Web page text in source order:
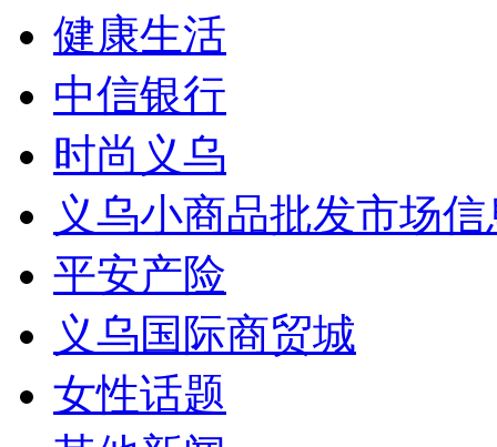
健康生活
中信银行
时尚义乌
义乌小商品批发市场
平安产险
义乌国际商贸城
女性话题